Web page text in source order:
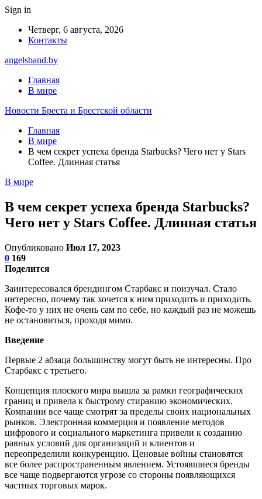
Sign in
Четверг, 6 августа, 2026
Контакты
angelsband.by
Главная
В мире
Новости Бреста и Брестской области
Главная
В мире
В чем секрет успеха бренда Starbucks? Чего нет у Stars
Coffee. Длинная статья
В мире
В чем секрет успеха бренда Starbucks?
Чего нет у Stars Coffee. Длинная статья
Опубликовано Июл 17, 2023
0 169
Поделится
Заинтересовался брендингом Старбакс и поизучал. Стало
интересно, почему так хочется к ним приходить и приходить.
Кофе-то у них не очень сам по себе, но каждый раз не можешь
не остановиться, проходя мимо.
Введение
Первые 2 абзаца большинству могут быть не интересны. Про
Старбакс с третьего.
Концепция плоского мира вышла за рамки географических
границ и привела к быстрому стиранию экономических.
Компании все чаще смотрят за пределы своих национальных
рынков. Электронная коммерция и появление методов
цифрового и социального маркетинга привели к созданию
равных условий для организаций и клиентов и
переопределили конкуренцию. Ценовые войны становятся
все более распространенным явлением. Устоявшиеся бренды
все чаще подвергаются угрозе со стороны появляющихся
частных торговых марок.